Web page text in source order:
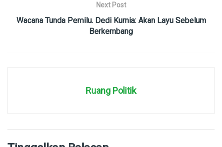
Next Post
Wacana Tunda Pemilu. Dedi Kurnia: Akan Layu Sebelum
Berkembang
Ruang Politik